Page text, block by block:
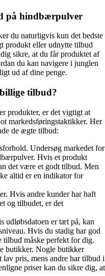
på hindbærpulver
du naturligvis kun det bedste
produkt eller udnytte tilbud
sikre, at du får produktet af
du kan navigere i junglen
ud af dine penge.
tilbud?
produkter, er det vigtigt at
markedsføringstaktikker. Her
de ægte tilbud:
Undersøg markedet for
Hvis et produkt
det være et godt tilbud. Men
altid er en indikator for
Hvis andre kunder har haft
og tilbudet, er det
udløbsdatoen er tæt på, kan
Hvis du stadig har god
tilbud måske perfekt for dig.
butikker. Nogle butikker
pris, mens andre har tilbud i
priser kan du sikre dig, at